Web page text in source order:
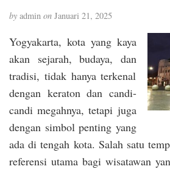
by admin on Januari 21, 2025
Yogyakarta, kota yang kaya
akan sejarah, budaya, dan
tradisi, tidak hanya terkenal
dengan keraton dan candi-
candi megahnya, tetapi juga
dengan simbol penting yang
ada di tengah kota. Salah satu
referensi utama bagi wisatawan